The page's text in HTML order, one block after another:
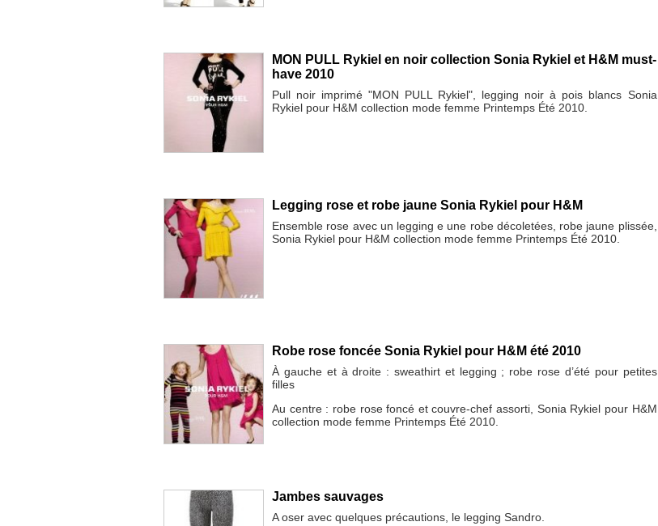
MON PULL Rykiel en noir collection Sonia Rykiel et H&M must-
have 2010
Pull noir imprimé "MON PULL Rykiel", legging noir à pois blancs Sonia
Rykiel pour H&M collection mode femme Printemps Été 2010.
Legging rose et robe jaune Sonia Rykiel pour H&M
Ensemble rose avec un legging e une robe décoletées, robe jaune plissée,
Sonia Rykiel pour H&M collection mode femme Printemps Été 2010.
Robe rose foncée Sonia Rykiel pour H&M été 2010
À gauche et à droite : sweathirt et legging ; robe rose d’été pour petites
filles
Au centre : robe rose foncé et couvre-chef assorti, Sonia Rykiel pour H&M
collection mode femme Printemps Été 2010.
Jambes sauvages
A oser avec quelques précautions, le legging Sandro.